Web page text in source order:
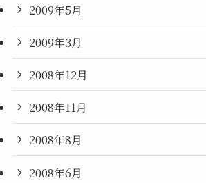
2009年5月
2009年3月
2008年12月
2008年11月
2008年8月
2008年6月